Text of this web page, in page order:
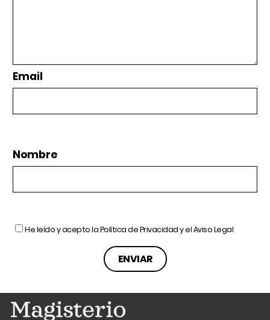
Email
Nombre
He leído y acepto laPolítica de Privacidady elAviso Legal